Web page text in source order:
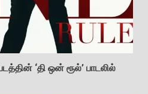
‘தி ஒன் ரூல்’ பாடலில்